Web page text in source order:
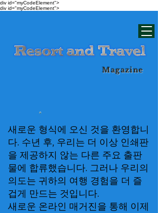
div id="myCodeElement">
div id="myCodeElement">
Magazine
새로운 형식에 오신 것을 환영합니
다. 수년 후, 우리는 더 이상 인쇄판
을 제공하지 않는 다른 주요 출판
물에 합류했습니다. 그러나 우리의
의도는 귀하의 여행 경험을 더 즐
겁게 만드는 것입니다.
새로운 온라인 매거진을 통해 이제